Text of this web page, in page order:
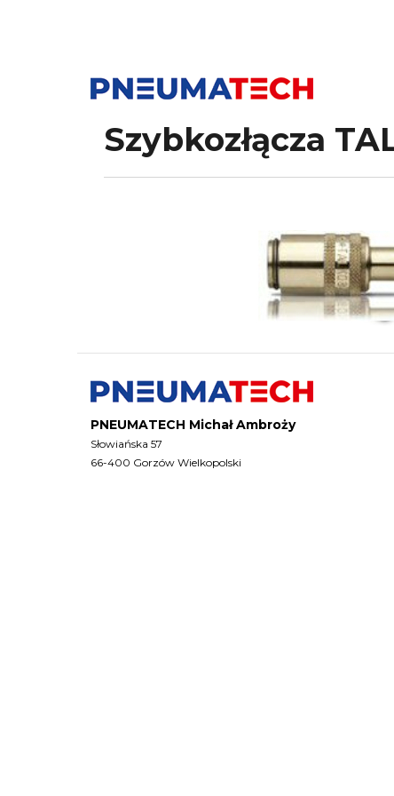
Szybkozłącza
PNEUMATECH Michał Ambroży
Słowiańska 57
66-400 Gorzów Wielkopolski